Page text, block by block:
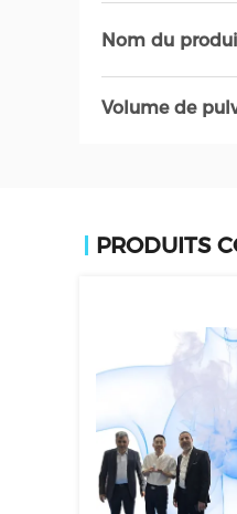
Nom du
Volume de
PRODUITS